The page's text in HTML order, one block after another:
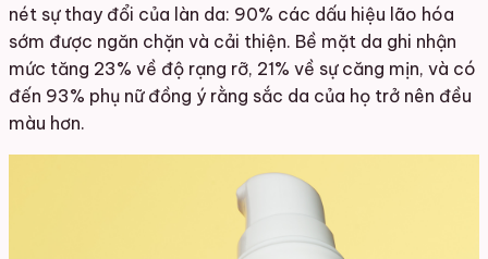
nét sự thay đổi của làn da: 90% các dấu hiệu lão hóa
sớm được ngăn chặn và cải thiện. Bề mặt da ghi nhận
mức tăng 23% về độ rạng rỡ, 21% về sự căng mịn, và có
đến 93% phụ nữ đồng ý rằng sắc da của họ trở nên đều
màu hơn.